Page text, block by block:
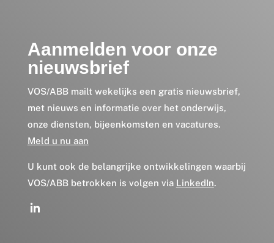
Aanmelden voor onze
nieuwsbrief
VOS/ABB mailt wekelijks een gratis nieuwsbrief,
met nieuws en informatie over het onderwijs,
onze diensten, bijeenkomsten en vacatures.
Meld u nu aan
U kunt ook de belangrijke ontwikkelingen waarbij
VOS/ABB betrokken is volgen via LinkedIn.